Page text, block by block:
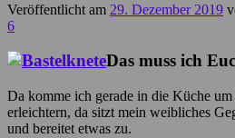
Veröffentlicht am 29. Dezember 2019
6
Das muss ich
Da komme ich gerade in die Küche
erleichtern, da sitzt mein weibliches
und bereitet etwas zu.